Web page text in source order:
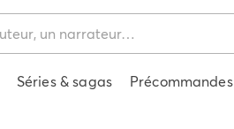
Séries & sagas Précommandes